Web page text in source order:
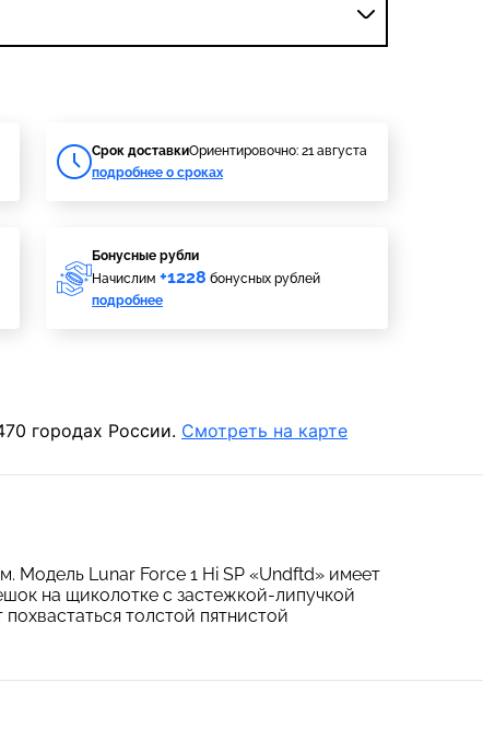
Cрок доставкиОриентировочно: 21 августа
подробнее о сроках
Бонусные рубли
Начислим +1228 бонусных рублей
подробнее
городах России. Смотреть на карте
Модель Lunar Force 1 Hi SP «Undftd» имеет
на щиколотке с застежкой-липучкой
толстой пятнистой